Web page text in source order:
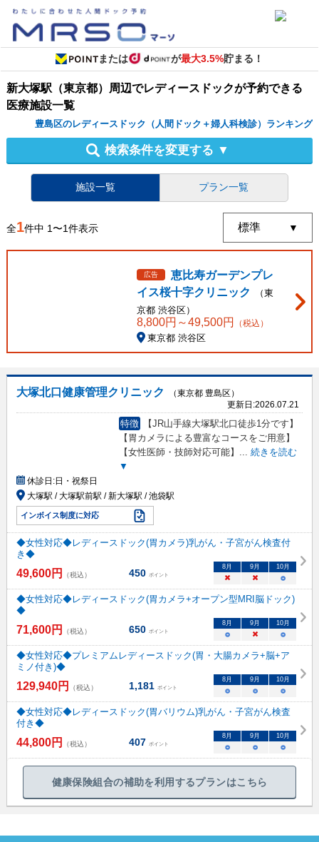
または が最大3.5%貯まる！
新大塚駅（東京都）周辺でレディースドックが予約できる
医療施設一覧
豊島区のレディースドック（人間ドック＋婦人科検診）ランキング
検索条件を変更する ▼
施設一覧 プラン一覧
全1件中 1〜1件表示
広告
恵比寿ガーデンプレ
イス桜十字クリニック
（東
京都 渋谷区）
8,800円～49,500円 （税込）
東京都 渋谷区
大塚北口健康管理クリニック
（東京都 豊島区）
更新日:2026.07.21
特徴
【JR山手線大塚駅北口徒歩1分です】
【胃カメラによる豊富なコースをご用意】
【女性医師・技師対応可能】 ... 続きを読む
▼
休診日:日・祝祭日
大塚駅 / 大塚駅前駅 / 新大塚駅 / 池袋駅
インボイス制度に対応
◆女性対応◆レディースドック(胃カメラ)乳がん・子宮がん検査付
き◆
49,600円 （税込） 450 ポイント
8月 9月 10月
× × ○
◆女性対応◆レディースドック(胃カメラ+オープン型MRI脳ドック)
◆
71,600円 （税込） 650 ポイント
8月 9月 10月
○ × ○
◆女性対応◆プレミアムレディースドック(胃・大腸カメラ+脳+ア
ミノ付き)◆
129,940円 （税込） 1,181 ポイント
8月 9月 10月
○ ○ ○
◆女性対応◆レディースドック(胃バリウム)乳がん・子宮がん検査
付き◆
44,800円 （税込） 407 ポイント
8月 9月 10月
○ ○ ○
健康保険組合の補助を利用するプランはこちら